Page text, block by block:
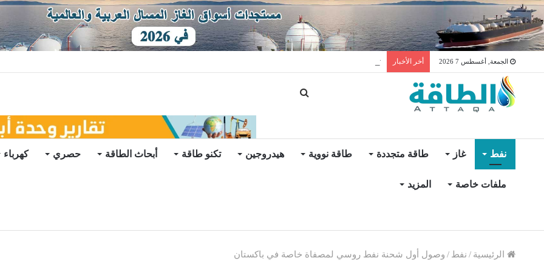
الجمعة, أغسطس 7 2026 أخر الأخبار توليد الكهرباء بالغاز في الإمارات يرتفع للعام الثاني
نفط غاز طاقة متجددة طاقة نووية هيدروجين تكنو طاقة أبحاث الطاقة حصري كهرباء
ملفات خاصة المزيد
الرئيسية / نفط / وصول أول شحنة نفط روسي لمصفاة خاصة في باكستان